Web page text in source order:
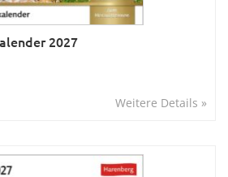
2027
Weitere Details »